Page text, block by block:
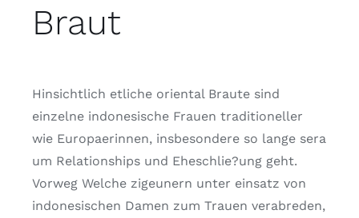
Braut
Hinsichtlich etliche oriental Braute sind
einzelne indonesische Frauen traditioneller
wie Europaerinnen, insbesondere so lange sera
um Relationships und Eheschlie?ung geht.
Vorweg Welche zigeunern unter einsatz von
indonesischen Damen zum Trauen verabreden,